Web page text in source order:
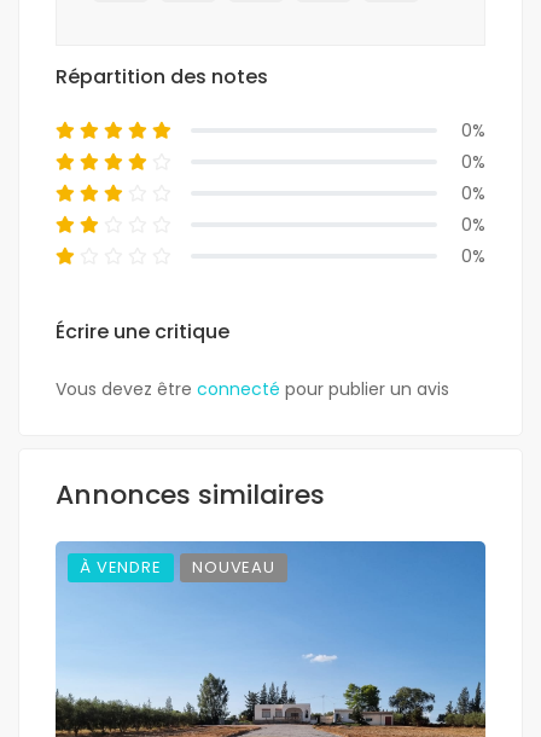
Répartition des notes
0%
0%
0%
0%
0%
Écrire une critique
Vous devez être connecté pour publier un avis
Annonces similaires
À VENDRE NOUVEAU